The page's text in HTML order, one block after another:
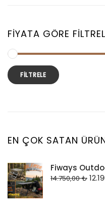
FIYATA GÖRE
FILTRELE
EN ÇOK SATAN
Fiways
14.750,00₺